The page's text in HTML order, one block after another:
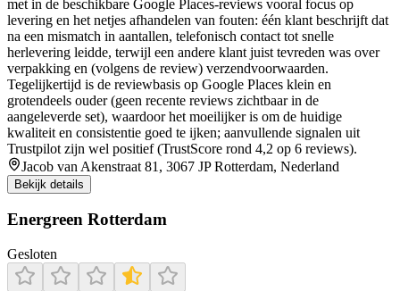
met in de beschikbare Google Places-reviews vooral focus op
levering en het netjes afhandelen van fouten: één klant beschrijft dat
na een mismatch in aantallen, telefonisch contact tot snelle
herlevering leidde, terwijl een andere klant juist tevreden was over
verpakking en (volgens de review) verzendvoorwaarden.
Tegelijkertijd is de reviewbasis op Google Places klein en
grotendeels ouder (geen recente reviews zichtbaar in de
aangeleverde set), waardoor het moeilijker is om de huidige
kwaliteit en consistentie goed te ijken; aanvullende signalen uit
Trustpilot zijn wel positief (TrustScore rond 4,2 op 6 reviews).
Jacob van Akenstraat 81, 3067 JP Rotterdam, Nederland
Bekijk details
Energreen Rotterdam
Gesloten